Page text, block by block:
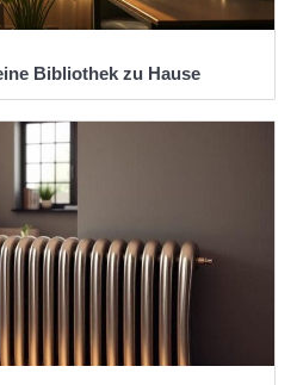
Bibliothek zu Hause